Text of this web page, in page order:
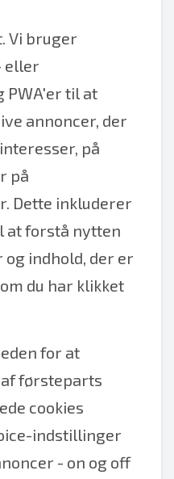
Vi bruger
eller
PWA'er til at
annoncer, der
på
på
Dette inkluderer
at forstå nytten
indhold, der er
du har klikket
for at
førsteparts
cookies
indstillinger
- on og off